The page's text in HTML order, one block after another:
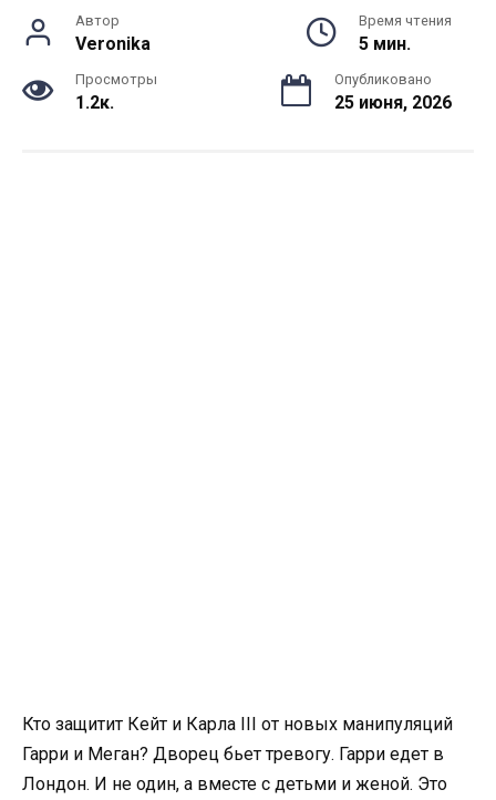
Автор
Veronika
Время чтения
5 мин.
Просмотры
1.2к.
Опубликовано
25 июня, 2026
Кто защитит Кейт и Карла III от новых манипуляций
Гарри и Меган? Дворец бьет тревогу. Гарри едет в
Лондон. И не один, а вместе с детьми и женой. Это